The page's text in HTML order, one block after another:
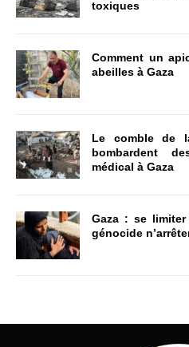
toxiques
Comment un
abeilles à Gaza
Le comble de
bombardent
médical à Gaza
Gaza : se
génocide